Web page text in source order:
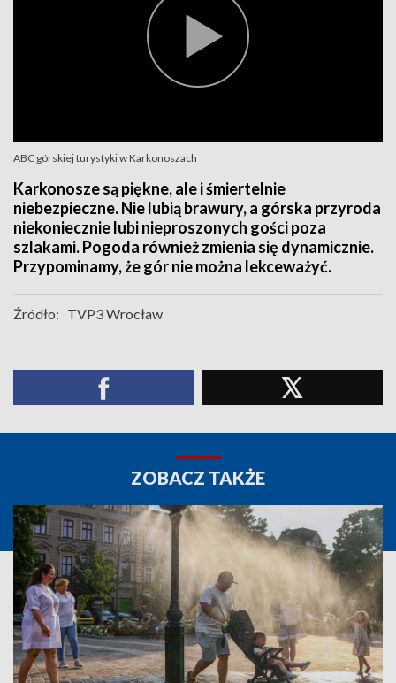
ABC górskiej turystyki w Karkonoszach
Karkonosze są piękne, ale i śmiertelnie
niebezpieczne. Nie lubią brawury, a górska przyroda
niekoniecznie lubi nieproszonych gości poza
szlakami. Pogoda również zmienia się dynamicznie.
Przypominamy, że gór nie można lekceważyć.
Źródło: TVP3 Wrocław
ZOBACZ TAKŻE